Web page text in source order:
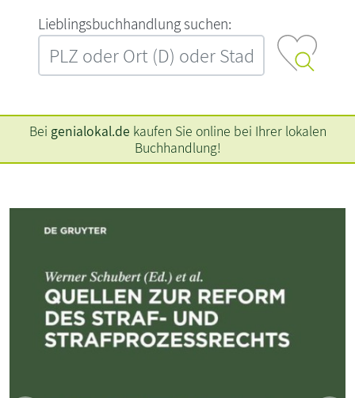
L‍i‍e‍b‍l‍i‍n‍g‍s‍b‍u‍c‍h‍h‍a‍n‍d‍l‍u‍n‍g‍ ‍s‍u‍c‍h‍e‍n‍:‍
Bei genialokal.de kaufen Sie online bei Ihrer lokalen
Buchhandlung!